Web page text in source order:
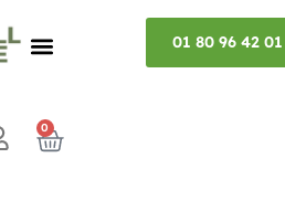
01 80 96 42 01
0